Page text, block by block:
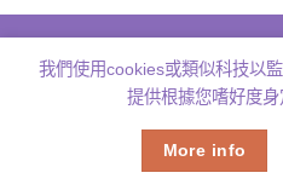
Copyright
我們使用cookies或類似科技以
提供根據您嗜好度身
More info